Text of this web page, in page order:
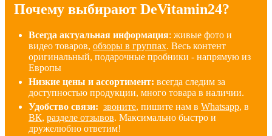
Почему выбирают DeVitamin24?
Всегда актуальная информация: живые фото и
видео товаров, обзоры в группах. Весь контент
оригинальный, подарочные пробники - напрямую из
Европы
Низкие цены и ассортимент: всегда следим за
доступностью продукции, много товара в наличии.
Удобство связи: звоните, пишите нам в Whatsapp, в
ВК, разделе отзывов. Максимально быстро и
дружелюбно ответим!